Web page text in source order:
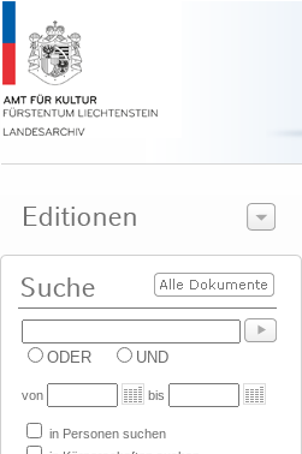
ODER UND
von bis
in Personen suchen